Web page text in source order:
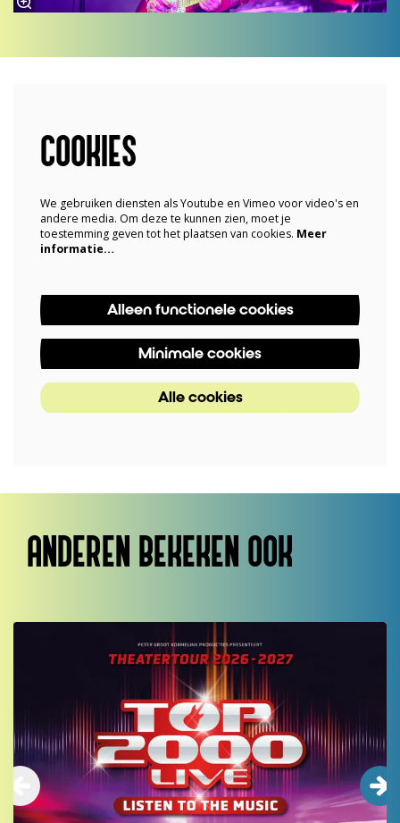
COOKIES
We gebruiken diensten als Youtube en Vimeo voor video's en
andere media. Om deze te kunnen zien, moet je
toestemming geven tot het plaatsen van cookies. Meer
informatie…
Alleen functionele cookies
Minimale cookies
Alle cookies
ANDEREN BEKEKEN OOK